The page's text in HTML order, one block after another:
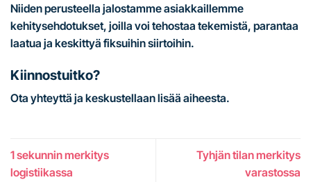
Niiden perusteella jalostamme asiakkaillemme
kehitysehdotukset, joilla voi tehostaa tekemistä, parantaa
laatua ja keskittyä fiksuihin siirtoihin.
Kiinnostuitko?
Ota yhteyttä ja keskustellaan lisää aiheesta.
1 sekunnin merkitys
logistiikassa
Tyhjän tilan merkitys
varastossa